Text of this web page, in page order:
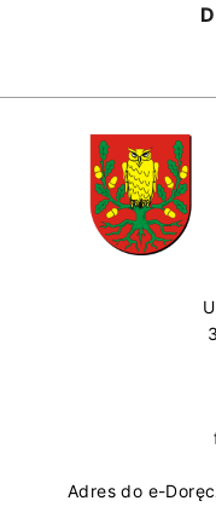
Adres do e-